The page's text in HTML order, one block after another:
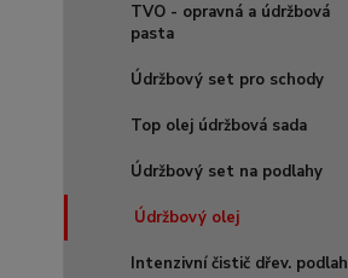
TVO - opravná a údržbová
pasta
Údržbový set pro schody
Top olej údržbová sada
Údržbový set na podlahy
Údržbový olej
Intenzivní čistič dřev. podlah